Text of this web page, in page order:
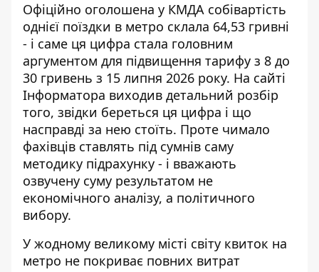
Офіційно оголошена у КМДА собівартість
однієї поїздки в метро склала 64,53 гривні
- і саме ця цифра стала головним
аргументом для підвищення тарифу з 8 до
30 гривень з 15 липня 2026 року. На сайті
Інформатора виходив детальний розбір
того, звідки береться ця цифра і що
насправді за нею стоїть. Проте чимало
фахівців ставлять під сумнів саму
методику підрахунку - і вважають
озвучену суму результатом не
економічного аналізу, а політичного
вибору.
У жодному великому місті світу квиток на
метро не покриває повних витрат